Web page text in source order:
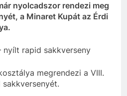
nyolcadszor rendezi meg
a Minaret Kupát az Érdi
nyílt rapid sakkverseny
megrendezi a VIII.
sakkversenyét.